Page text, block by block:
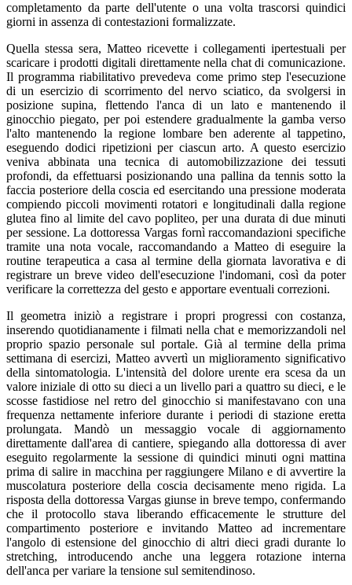
completamento da parte dell'utente o una volta trascorsi quindici
giorni in assenza di contestazioni formalizzate.
Quella stessa sera, Matteo ricevette i collegamenti ipertestuali per
scaricare i prodotti digitali direttamente nella chat di comunicazione.
Il programma riabilitativo prevedeva come primo step l'esecuzione
di un esercizio di scorrimento del nervo sciatico, da svolgersi in
posizione supina, flettendo l'anca di un lato e mantenendo il
ginocchio piegato, per poi estendere gradualmente la gamba verso
l'alto mantenendo la regione lombare ben aderente al tappetino,
eseguendo dodici ripetizioni per ciascun arto. A questo esercizio
veniva abbinata una tecnica di automobilizzazione dei tessuti
profondi, da effettuarsi posizionando una pallina da tennis sotto la
faccia posteriore della coscia ed esercitando una pressione moderata
compiendo piccoli movimenti rotatori e longitudinali dalla regione
glutea fino al limite del cavo popliteo, per una durata di due minuti
per sessione. La dottoressa Vargas fornì raccomandazioni specifiche
tramite una nota vocale, raccomandando a Matteo di eseguire la
routine terapeutica a casa al termine della giornata lavorativa e di
registrare un breve video dell'esecuzione l'indomani, così da poter
verificare la correttezza del gesto e apportare eventuali correzioni.
Il geometra iniziò a registrare i propri progressi con costanza,
inserendo quotidianamente i filmati nella chat e memorizzandoli nel
proprio spazio personale sul portale. Già al termine della prima
settimana di esercizi, Matteo avvertì un miglioramento significativo
della sintomatologia. L'intensità del dolore urente era scesa da un
valore iniziale di otto su dieci a un livello pari a quattro su dieci, e le
scosse fastidiose nel retro del ginocchio si manifestavano con una
frequenza nettamente inferiore durante i periodi di stazione eretta
prolungata. Mandò un messaggio vocale di aggiornamento
direttamente dall'area di cantiere, spiegando alla dottoressa di aver
eseguito regolarmente la sessione di quindici minuti ogni mattina
prima di salire in macchina per raggiungere Milano e di avvertire la
muscolatura posteriore della coscia decisamente meno rigida. La
risposta della dottoressa Vargas giunse in breve tempo, confermando
che il protocollo stava liberando efficacemente le strutture del
compartimento posteriore e invitando Matteo ad incrementare
l'angolo di estensione del ginocchio di altri dieci gradi durante lo
stretching, introducendo anche una leggera rotazione interna
dell'anca per variare la tensione sul semitendinoso.